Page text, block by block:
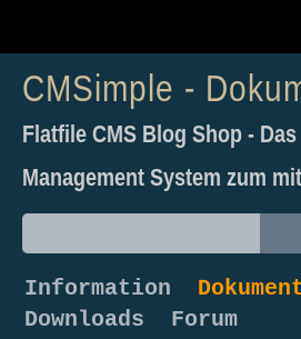
CMSimple -
Flatfile CMS Blog Shop -
Management System zum
Information
Downloads
Forum